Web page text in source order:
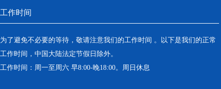
工作时间
为了避免不必要的等待，敬请注意我们的工作时间 。以下是我们的正常
工作时间，中国大陆法定节假日除外。
工作时间：周一至周六 早8:00-晚18:00。周日休息